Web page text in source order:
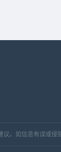
。如信息有误或侵